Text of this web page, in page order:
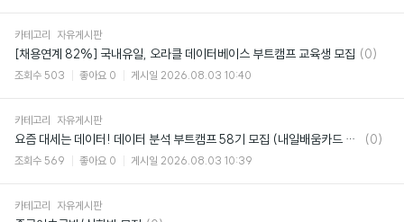
카테고리 자유게시판
[채용연계 82%] 국내유일, 오라클 데이터베이스 부트캠프 교육생 모집 댓
(0)
조회수 503 좋아요 0 게시일 2026.08.03 10:40
카테고리 자유게시판
요즘 대세는 데이터! 데이터 분석 부트캠프 58기 모집 (내일배움카드 95% 국비지원)
댓
(0)
조회수 569 좋아요 0 게시일 2026.08.03 10:39
카테고리 자유게시판